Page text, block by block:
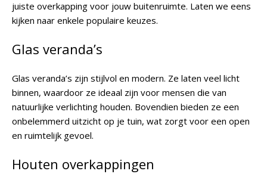
juiste overkapping voor jouw buitenruimte. Laten we eens
kijken naar enkele populaire keuzes.
Glas veranda’s
Glas veranda’s zijn stijlvol en modern. Ze laten veel licht
binnen, waardoor ze ideaal zijn voor mensen die van
natuurlijke verlichting houden. Bovendien bieden ze een
onbelemmerd uitzicht op je tuin, wat zorgt voor een open
en ruimtelijk gevoel.
Houten overkappingen